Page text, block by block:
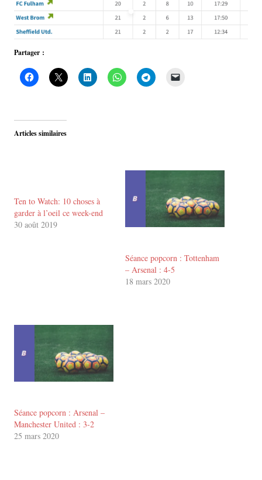
Partager :
Articles similaires
Ten to Watch: 10 choses à
garder à l’oeil ce week-end
30 août 2019
Séance popcorn : Tottenham
– Arsenal : 4-5
18 mars 2020
Séance popcorn : Arsenal –
Manchester United : 3-2
25 mars 2020